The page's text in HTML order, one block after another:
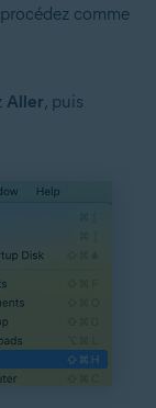
comme
Aller, puis